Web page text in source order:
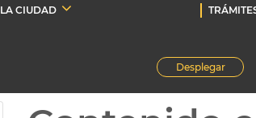
LA CIUDAD
Desplegar